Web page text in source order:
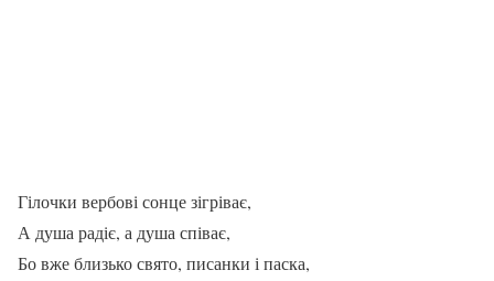
Гілочки вербові сонце зігріває,
А душа радіє, а душа співає,
Бо вже близько свято, писанки і паска,